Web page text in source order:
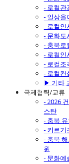
- 로컬관
- 일상을
- 로컬인
- 문화도
- 충북로
- 로컬인
- 로컬조
- 로컬컨
▶ 기타
국제협력/교류
- 2026
스탄
- 충북
- 키르기
- 충북
원
- 문화예